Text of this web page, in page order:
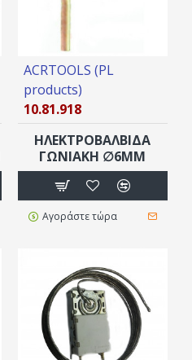
ACRTOOLS (PL
products)
10.81.918
ΗΛΕΚΤΡΟΒΑΛΒΙΔΑ
ΓΩΝΙΑΚΗ ∅6MM
Αγοράστε τώρα